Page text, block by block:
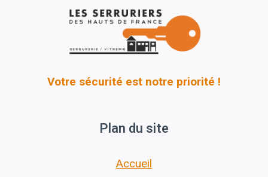
Votre sécurité est notre priorité !
Plan du site
Accueil